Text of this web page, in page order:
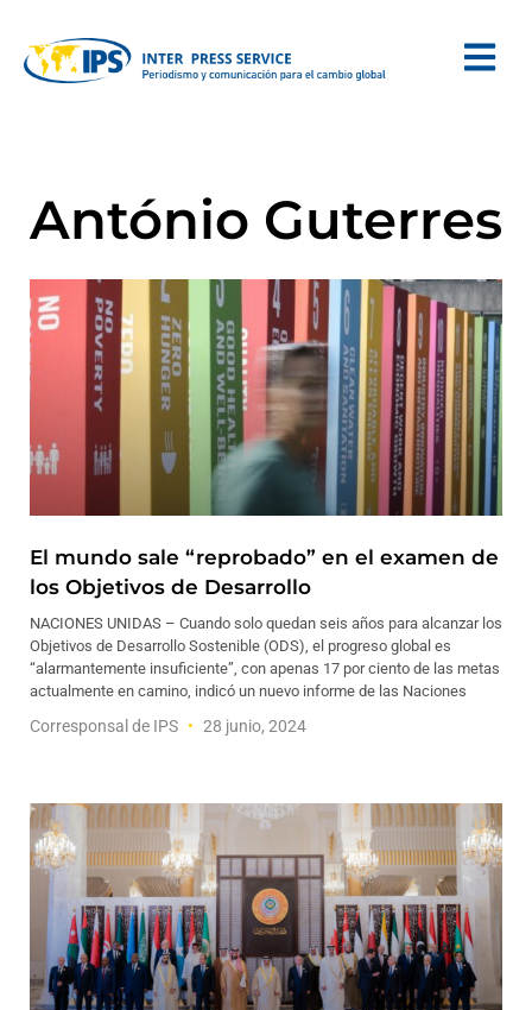
António Guterres
El mundo sale “reprobado” en el examen de
los Objetivos de Desarrollo
NACIONES UNIDAS – Cuando solo quedan seis años para alcanzar los
Objetivos de Desarrollo Sostenible (ODS), el progreso global es
“alarmantemente insuficiente”, con apenas 17 por ciento de las metas
actualmente en camino, indicó un nuevo informe de las Naciones
Corresponsal de IPS 28 junio, 2024